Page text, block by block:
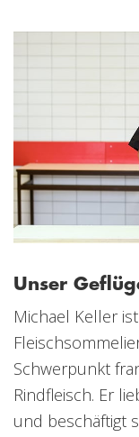
Unser
Michael Keller
Schwerpunkt
Rindfleisch. Er
und beschäftigt